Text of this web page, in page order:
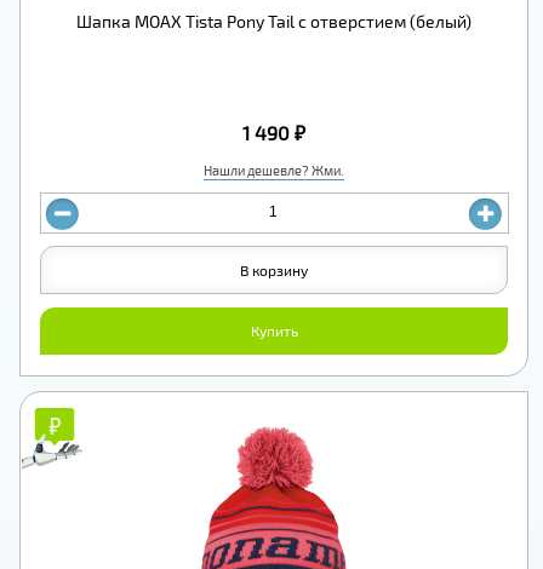
Шапка MOAX Tista Pony Tail с отверстием (белый)
Нашли дешевле? Жми.
1 490 ₽
Купить
В корзину
₽
₽